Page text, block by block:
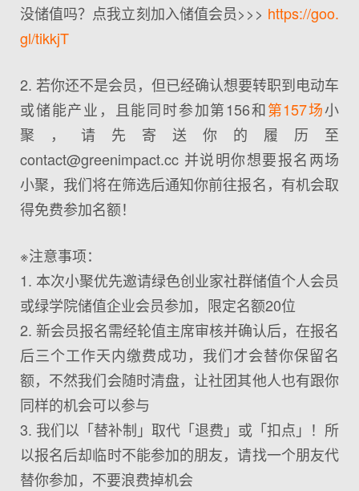
没储值吗？点我立刻加入储值会员>>> https://goo.
gl/tikkjT
2. 若你还不是会员，但已经确认想要转职到电动车
或储能产业，且能同时参加第156和第157场小
聚，请先寄送你的履历至
contact@greenimpact.cc 并说明你想要报名两场
小聚，我们将在筛选后通知你前往报名，有机会取
得免费参加名额！
※注意事项：
1. 本次小聚优先邀请绿色创业家社群储值个人会员
或绿学院储值企业会员参加，限定名额20位
2. 新会员报名需经轮值主席审核并确认后，在报名
后三个工作天内缴费成功，我们才会替你保留名
额，不然我们会随时清盘，让社团其他人也有跟你
同样的机会可以参与
3. 我们以「替补制」取代「退费」或「扣点」！所
以报名后却临时不能参加的朋友，请找一个朋友代
替你参加，不要浪费掉机会